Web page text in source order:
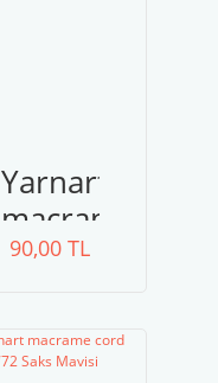
Yarnart
macrame
cord
774
90,00 TL